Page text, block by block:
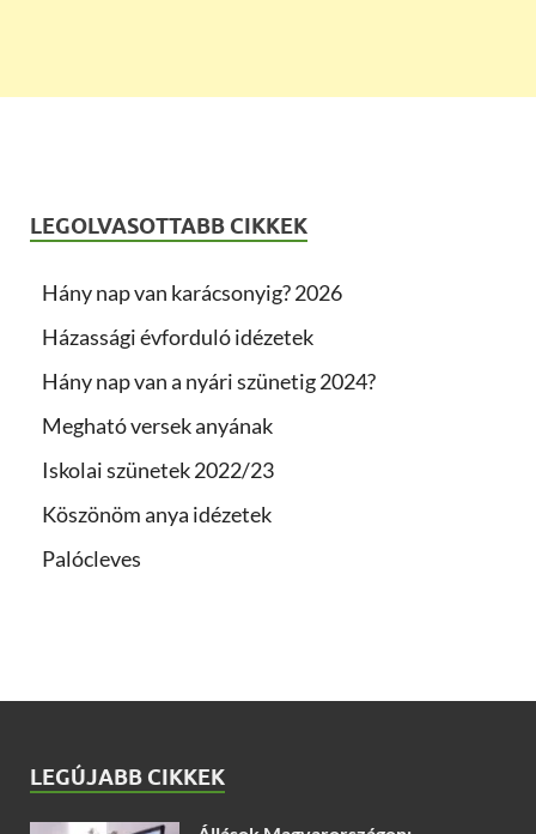
LEGOLVASOTTABB CIKKEK
Hány nap van karácsonyig? 2026
Házassági évforduló idézetek
Hány nap van a nyári szünetig 2024?
Megható versek anyának
Iskolai szünetek 2022/23
Köszönöm anya idézetek
Palócleves
LEGÚJABB CIKKEK